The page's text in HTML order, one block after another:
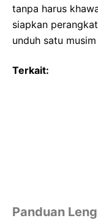
tanpa harus
siapkan
unduh satu
Terkait:
Panduan